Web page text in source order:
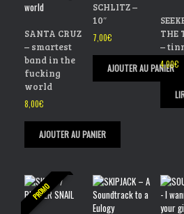
SANTA CRUZ
– smartest
band in the
fucking
world
8,00€
AJOUTER AU PANIER
SCHLITZ –
10″
7,00€
AJOUTER AU PANIER
THE
–
4,00€
PROMO